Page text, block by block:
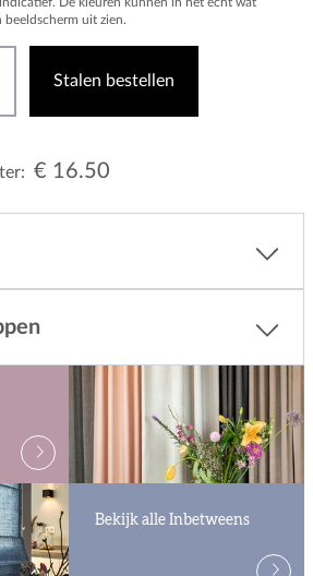
beeldscherm uit zien.
Stalen bestellen
€ 16.50
Bekijk alle Inbetweens